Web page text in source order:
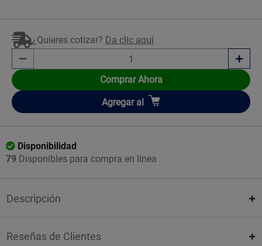
¿Quieres cotizar? Da clic aquí
Comprar Ahora
Añadir
Agregar al
Disponibilidad
79 Disponibles para compra en línea
Descripción
Reseñas de Clientes